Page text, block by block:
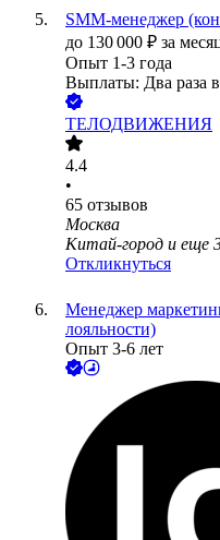
SMM-менеджер
до 130 000 ₽ за
Опыт 1-3 года
Выплаты: Два раза
ТЕЛОДВИЖЕНИЯ
4.4
•
65 отзывов
Москва
Китай-город и еще
Откликнуться
Менеджер
лояльности)
Опыт 3-6 лет